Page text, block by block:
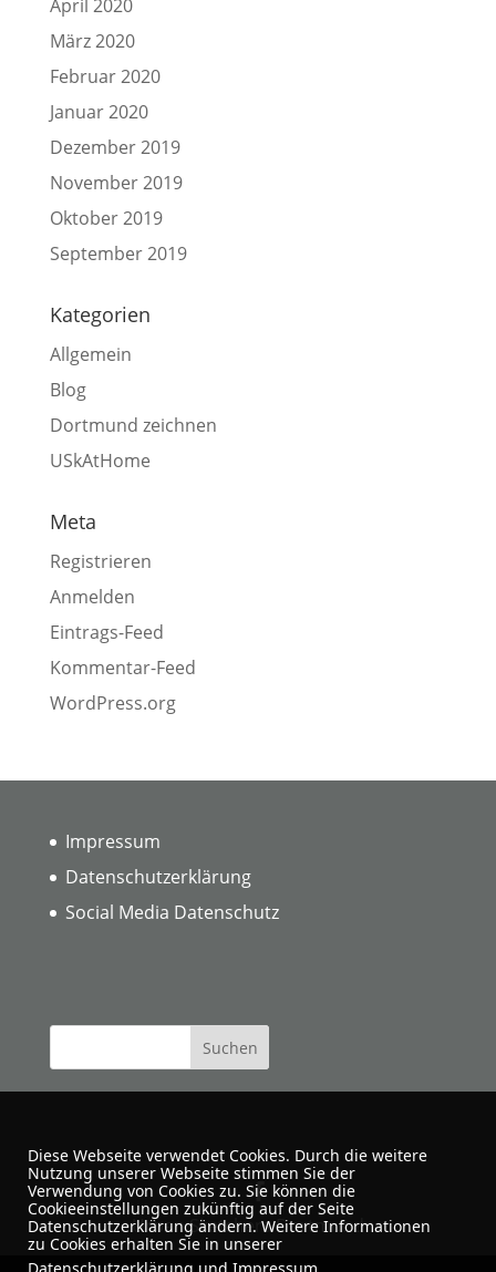
April 2020
März 2020
Februar 2020
Januar 2020
Dezember 2019
November 2019
Oktober 2019
September 2019
Kategorien
Allgemein
Blog
Dortmund zeichnen
USkAtHome
Meta
Registrieren
Anmelden
Eintrags-Feed
Kommentar-Feed
WordPress.org
Impressum
Datenschutzerklärung
Social Media Datenschutz
Urban Sketchers Dortmund
Diese Webseite verwendet Cookies. Durch die weitere
Nutzung unserer Webseite stimmen Sie der
Verwendung von Cookies zu. Sie können die
Cookieeinstellungen zukünftig auf der Seite
Datenschutzerklärung ändern. Weitere Informationen
zu Cookies erhalten Sie in unserer